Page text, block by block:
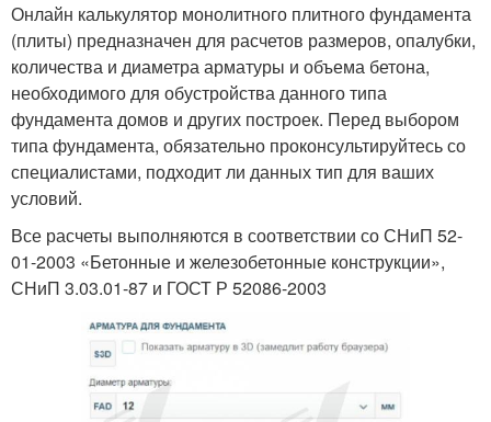
Онлайн калькулятор монолитного плитного фундамента
(плиты) предназначен для расчетов размеров, опалубки,
количества и диаметра арматуры и объема бетона,
необходимого для обустройства данного типа
фундамента домов и других построек. Перед выбором
типа фундамента, обязательно проконсультируйтесь со
специалистами, подходит ли данных тип для ваших
условий.
Все расчеты выполняются в соответствии со СНиП 52-
01-2003 «Бетонные и железобетонные конструкции»,
СНиП 3.03.01-87 и ГОСТ Р 52086-2003